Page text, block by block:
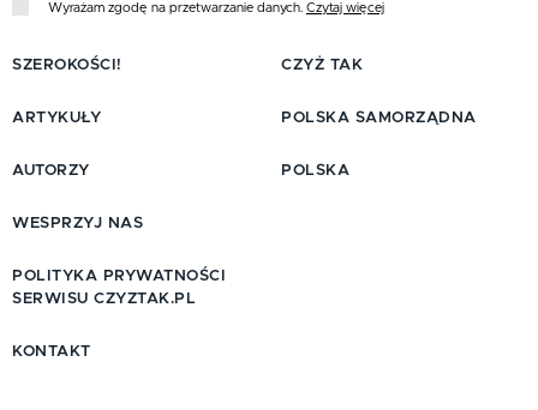
Wyrażam zgodę na przetwarzanie danych. Czytaj więcej
SZEROKOŚCI!
ARTYKUŁY
AUTORZY
CZYŻ TAK
POLSKA SAMORZĄDNA
POLSKA
WESPRZYJ NAS
POLITYKA PRYWATNOŚCI
SERWISU CZYZTAK.PL
KONTAKT